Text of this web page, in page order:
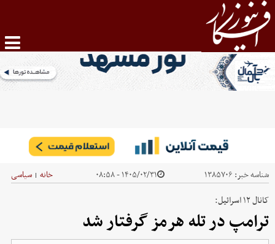
شناسه خبر: ۱۳۸۵۷۰۶ ۱۴۰۵/۰۲/۳۱ - ۰۸:۵۸ خانه | سیاسی
کانال ۱۲ اسرائیل:
ترامپ در تله هرمز گرفتار شد